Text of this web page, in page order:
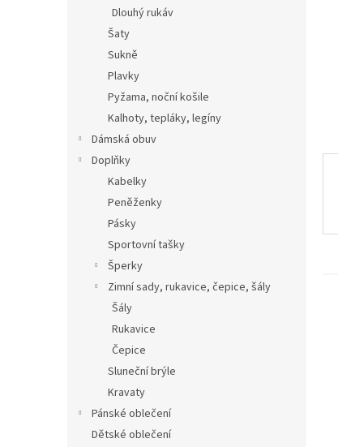
Dlouhý rukáv
Šaty
Sukně
Plavky
Pyžama, noční košile
Kalhoty, tepláky, legíny
Dámská obuv
Doplňky
Kabelky
Peněženky
Pásky
Sportovní tašky
Šperky
Zimní sady, rukavice, čepice, šály
Šály
Rukavice
Čepice
Sluneční brýle
Kravaty
Pánské oblečení
Dětské oblečení